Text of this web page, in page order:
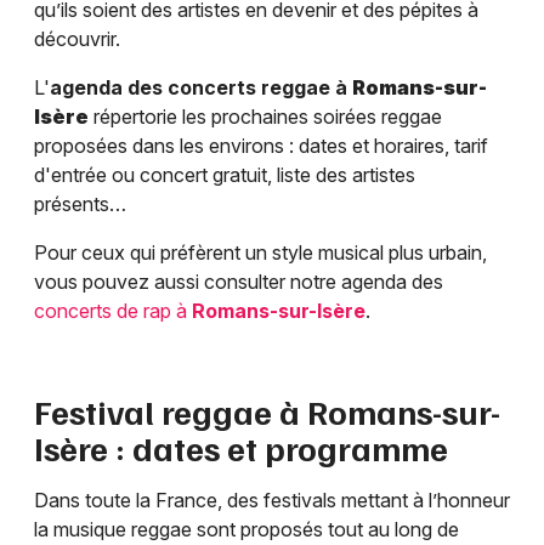
qu’ils soient des artistes en devenir et des pépites à
découvrir.
L'agenda des concerts reggae à Romans-sur-
Isère répertorie les prochaines soirées reggae
proposées dans les environs : dates et horaires, tarif
d'entrée ou concert gratuit, liste des artistes
présents…
Pour ceux qui préfèrent un style musical plus urbain,
vous pouvez aussi consulter notre agenda des
concerts de rap à Romans-sur-Isère.
Festival reggae à Romans-sur-
Isère : dates et programme
Dans toute la France, des festivals mettant à l’honneur
la musique reggae sont proposés tout au long de